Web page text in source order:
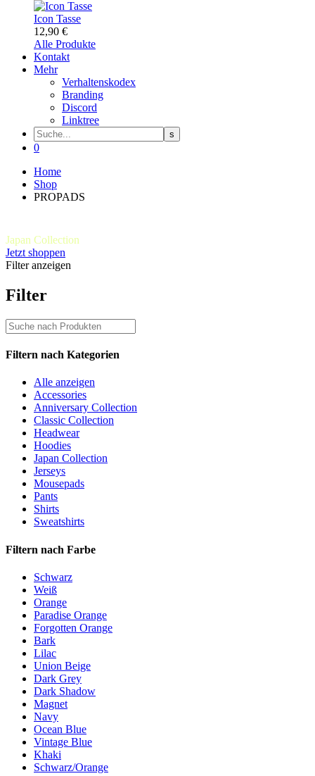
Icon Tasse
12,90 €
Alle Produkte
Kontakt
Mehr
Verhaltenskodex
Branding
Discord
Linktree
0
Home
Shop
PROPADS
Japan Collection
Jetzt shoppen
Filter anzeigen
Filter
Filtern nach Kategorien
Alle anzeigen
Accessories
Anniversary Collection
Classic Collection
Headwear
Hoodies
Japan Collection
Jerseys
Mousepads
Pants
Shirts
Sweatshirts
Filtern nach Farbe
Schwarz
Weiß
Orange
Paradise Orange
Forgotten Orange
Bark
Lilac
Union Beige
Dark Grey
Dark Shadow
Magnet
Navy
Ocean Blue
Vintage Blue
Khaki
Schwarz/Orange